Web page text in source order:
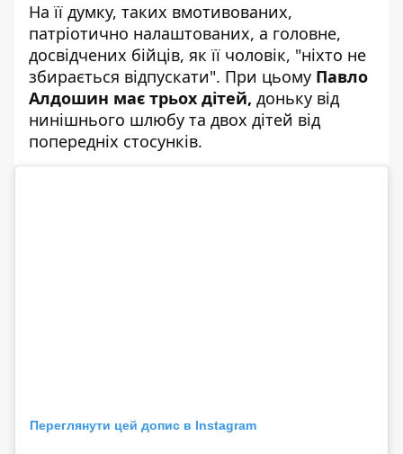
На її думку, таких вмотивованих,
патріотично налаштованих, а головне,
досвідчених бійців, як її чоловік, "ніхто не
збирається відпускати". При цьому Павло
Алдошин має трьох дітей, доньку від
нинішнього шлюбу та двох дітей від
попередніх стосунків.
Переглянути цей допис в Instagram